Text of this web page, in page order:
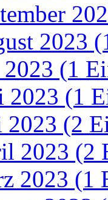
2023
(1
2023 (1
2023 (2
2023 (2
2023 (1